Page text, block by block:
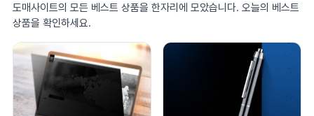
도매사이트의 모든 베스트 상품을 한자리에 모았습니다. 오늘의 베스트
상품을 확인하세요.